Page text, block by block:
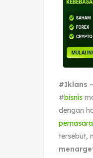
#Iklans
#bisnis
dengan
tersebut,